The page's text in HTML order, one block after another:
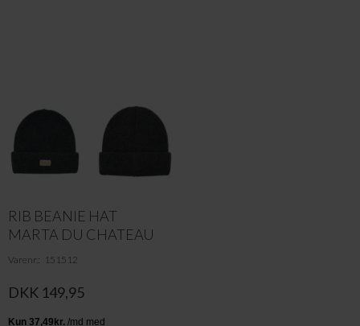
RIB BEANIE HAT
MARTA DU CHATEAU
Varenr. 151512
DKK 149,95